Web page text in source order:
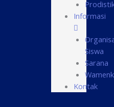
Informasi
Siswa
Sarana
Kontak